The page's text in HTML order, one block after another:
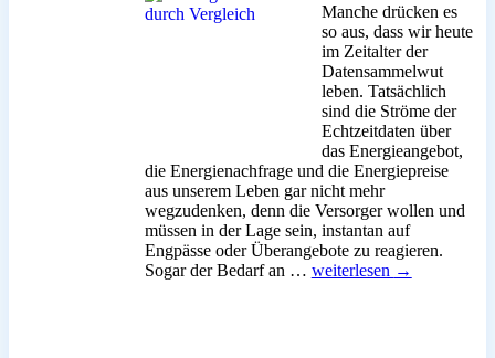
Manche drücken es
so aus, dass wir heute
im Zeitalter der
Datensammelwut
leben. Tatsächlich
sind die Ströme der
Echtzeitdaten über
das Energieangebot,
die Energienachfrage und die Energiepreise
aus unserem Leben gar nicht mehr
wegzudenken, denn die Versorger wollen und
müssen in der Lage sein, instantan auf
Engpässe oder Überangebote zu reagieren.
Sogar der Bedarf an … Künstliche
weiterlesen →